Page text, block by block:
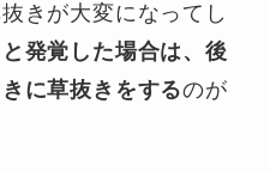
きが大変になってし
発覚した場合は、後
に草抜きをするのが